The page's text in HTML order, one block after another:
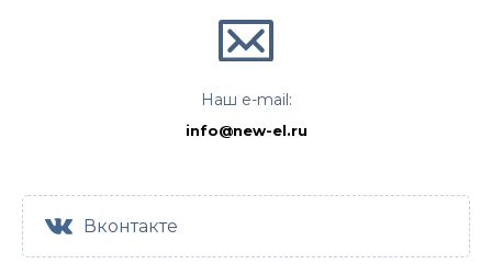
Наш e-mail:
info@new-el.ru
Вконтакте